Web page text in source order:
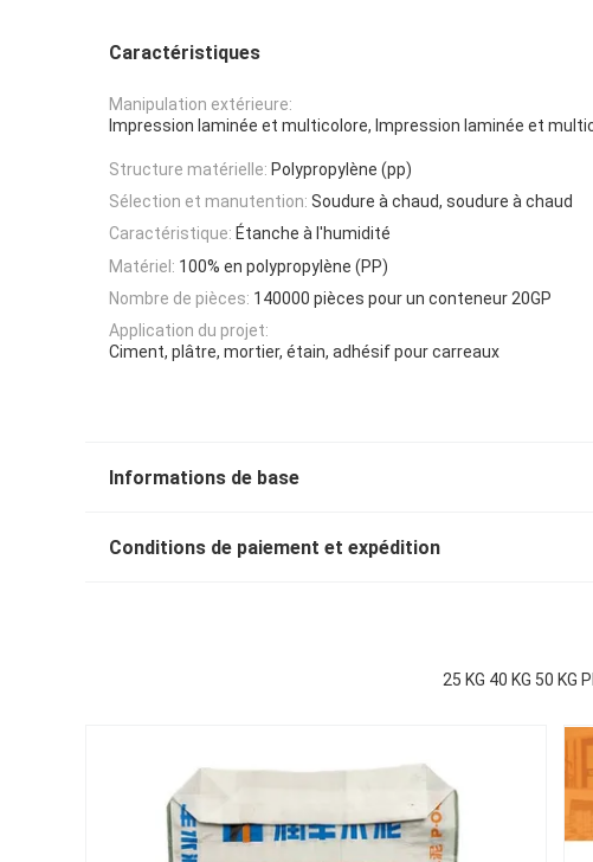
Caractéristiques
Manipulation extérieure:
Impression laminée et multicolore, Impression laminée et
Structure matérielle: Polypropylène (pp)
Sélection et manutention: Soudure à chaud, soudure à chaud
Caractéristique: Étanche à l'humidité
Matériel: 100% en polypropylène (PP)
Nombre de pièces: 140000 pièces pour un conteneur 20GP
Application du projet:
Ciment, plâtre, mortier, étain, adhésif pour carreaux
Informations de base
Conditions de paiement et expédition
25 KG 40 KG 50